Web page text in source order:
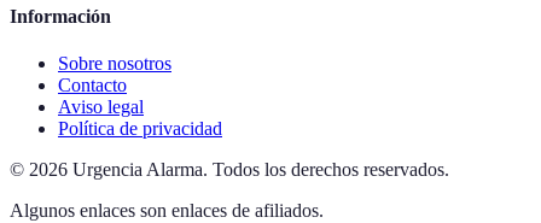
Información
Sobre nosotros
Contacto
Aviso legal
Política de privacidad
© 2026 Urgencia Alarma. Todos los derechos reservados.
Algunos enlaces son enlaces de afiliados.